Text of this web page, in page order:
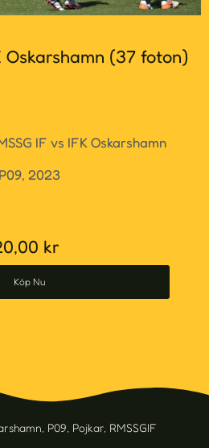
Oskarshamn (37 foton)
IF vs IFK Oskarshamn
P09, 2023
kr
Köp Nu
, P09, Pojkar, RMSSGIF